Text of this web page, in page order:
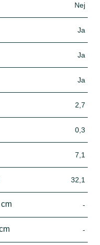
Nej
Ja
Ja
Ja
2,7
0,3
7,1
32,1
-
-